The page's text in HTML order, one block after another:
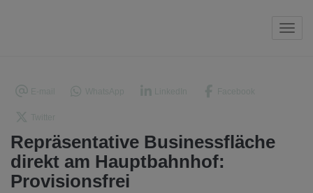
Repräsentative Businessfläche
direkt am Hauptbahnhof:
Provisionsfrei